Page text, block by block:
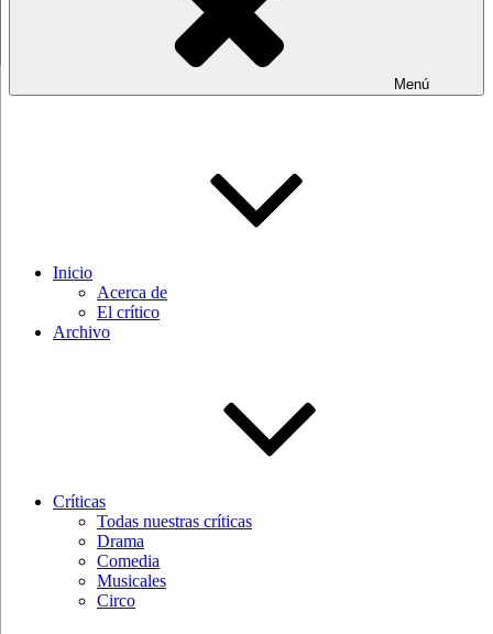
Menú
Inicio
Acerca de
El crítico
Archivo
Críticas
Todas nuestras críticas
Drama
Comedia
Musicales
Circo